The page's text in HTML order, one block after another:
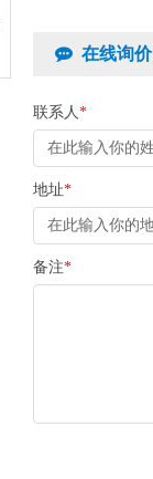
在线询价
联系人*
地址*
备注*